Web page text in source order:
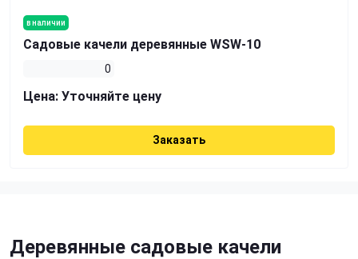
в наличии
Садовые качели деревянные WSW-10
0
Цена: Уточняйте цену
Заказать
Деревянные садовые качели